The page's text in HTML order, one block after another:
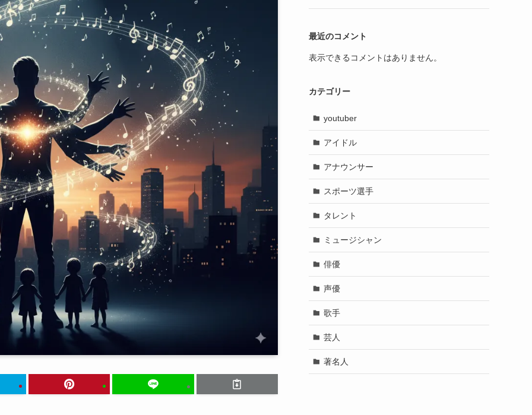
最近のコメント
表示できるコメントはありません。
カテゴリー
youtuber
アイドル
アナウンサー
スポーツ選手
タレント
ミュージシャン
俳優
声優
歌手
芸人
著名人